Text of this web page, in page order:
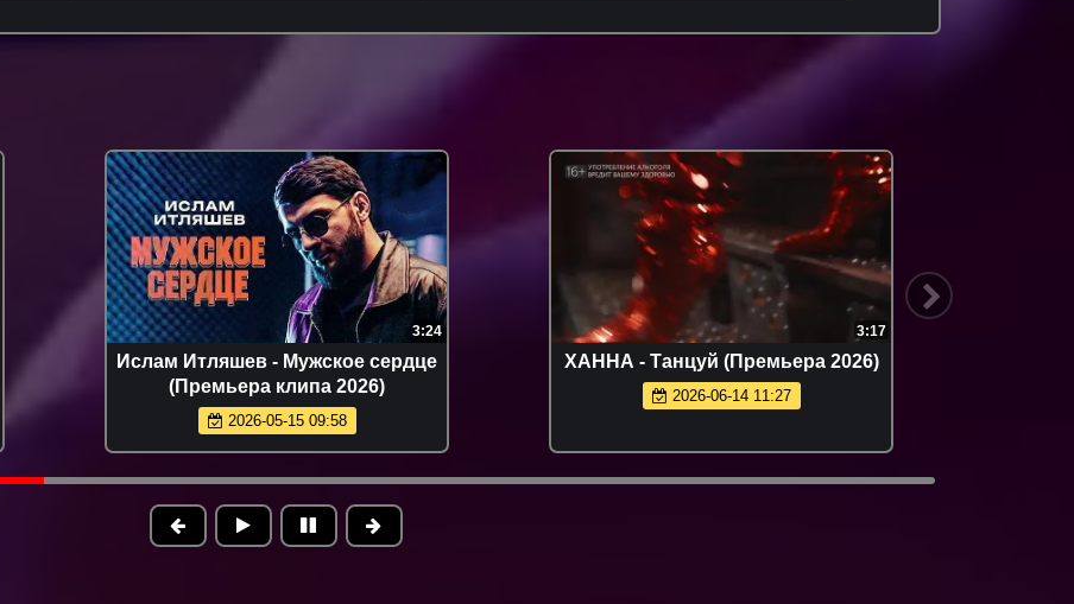
2:14
- Болит моя душа
клипа 2026)
2:44
Enrasta - Бейби ту найт (Премьера
Жасмин - Какое счастье